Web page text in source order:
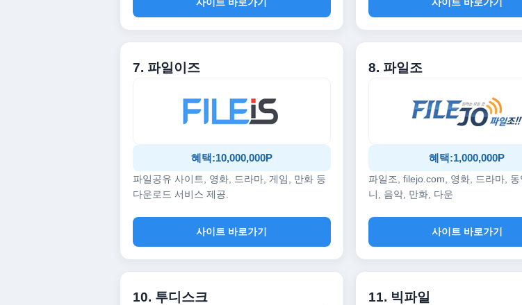
7. 파일이즈
혜택:10,000,000P
파일공유 사이트, 영화, 드라마, 게임, 만화 등
다운로드 서비스 제공.
사이트 바로가기
8. 파일조
혜택:1,000,000P
파일조, filejo.com, 영화, 드라마, 동
니, 음악, 만화, 다운
사이트 바로가기
10. 투디스크 11. 빅파일